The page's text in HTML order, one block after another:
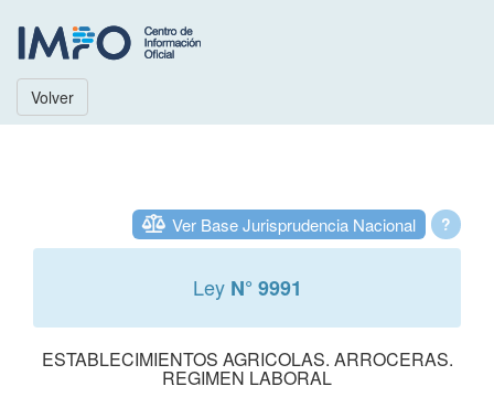
Volver
?
Ver Base Jurisprudencia Nacional
Ley N° 9991
ESTABLECIMIENTOS AGRICOLAS. ARROCERAS.
REGIMEN LABORAL